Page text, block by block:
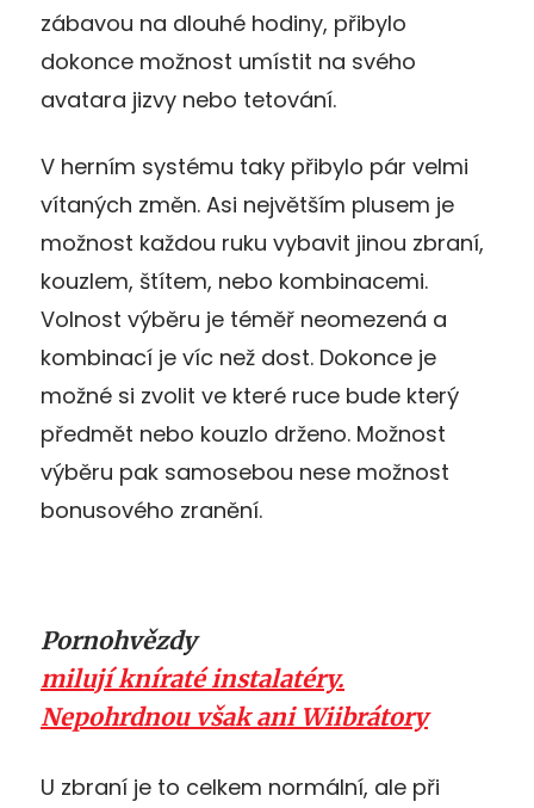
zábavou na dlouhé hodiny, přibylo
dokonce možnost umístit na svého
avatara jizvy nebo tetování.
V herním systému taky přibylo pár velmi
vítaných změn. Asi největším plusem je
možnost každou ruku vybavit jinou zbraní,
kouzlem, štítem, nebo kombinacemi.
Volnost výběru je téměř neomezená a
kombinací je víc než dost. Dokonce je
možné si zvolit ve které ruce bude který
předmět nebo kouzlo drženo. Možnost
výběru pak samosebou nese možnost
bonusového zranění.
Pornohvězdy
milují kníraté instalatéry.
Nepohrdnou však ani Wiibrátory
U zbraní je to celkem normální, ale při